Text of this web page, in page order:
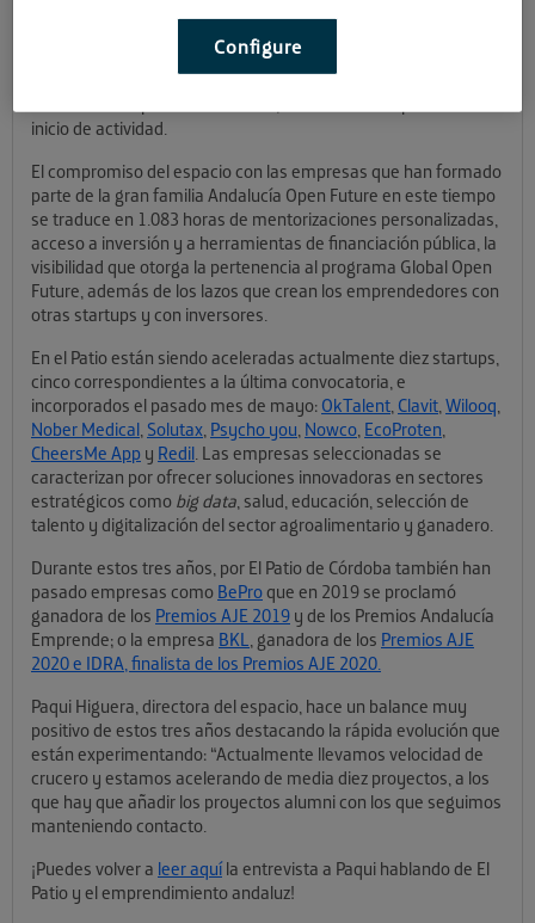
El Patio abrió sus puertas en Córdoba en junio de 2018, desde
entonces, más de 60 empresas han solicitado entrar en el
espacio, de las cuales 39 han sido aceleradas y cuentan con
inicio de actividad.
El compromiso del espacio con las empresas que han formado
parte de la gran familia Andalucía Open Future en este tiempo
se traduce en 1.083 horas de mentorizaciones personalizadas,
acceso a inversión y a herramientas de financiación pública, la
visibilidad que otorga la pertenencia al programa Global Open
Future, además de los lazos que crean los emprendedores con
otras startups y con inversores.
En el Patio están siendo aceleradas actualmente diez startups,
cinco correspondientes a la última convocatoria, e
incorporados el pasado mes de mayo: OkTalent, Clavit,Wilooq,
Nober Medical, Solutax, Psycho you, Nowco, EcoProten,
CheersMe App y Redil. Las empresas seleccionadas se
caracterizan por ofrecer soluciones innovadoras en sectores
estratégicos como big data, salud, educación, selección de
talento y digitalización del sector agroalimentario y ganadero.
Durante estos tres años, por El Patio de Córdoba también han
pasado empresas como BeProque en 2019 se proclamó
ganadora de los Premios AJE 2019 y de los Premios Andalucía
Emprende; o la empresa BKL, ganadora de los Premios AJE
2020 e IDRA, finalista de los Premios AJE 2020.
Paqui Higuera, directora del espacio, hace un balance muy
positivo de estos tres años destacando la rápida evolución que
están experimentando: “Actualmente llevamos velocidad de
crucero y estamos acelerando de media diez proyectos, a los
que hay que añadir los proyectos alumni con los que seguimos
manteniendo contacto.
¡Puedes volver a leer aquíla entrevista a Paqui hablando de El
Patio y el emprendimiento andaluz!
Configure